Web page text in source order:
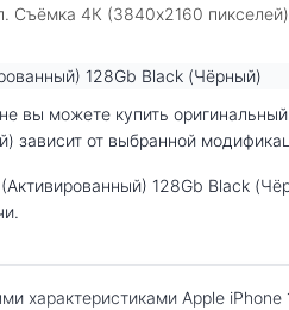
Съёмка 4К (3840x2160
зависит от выбранной